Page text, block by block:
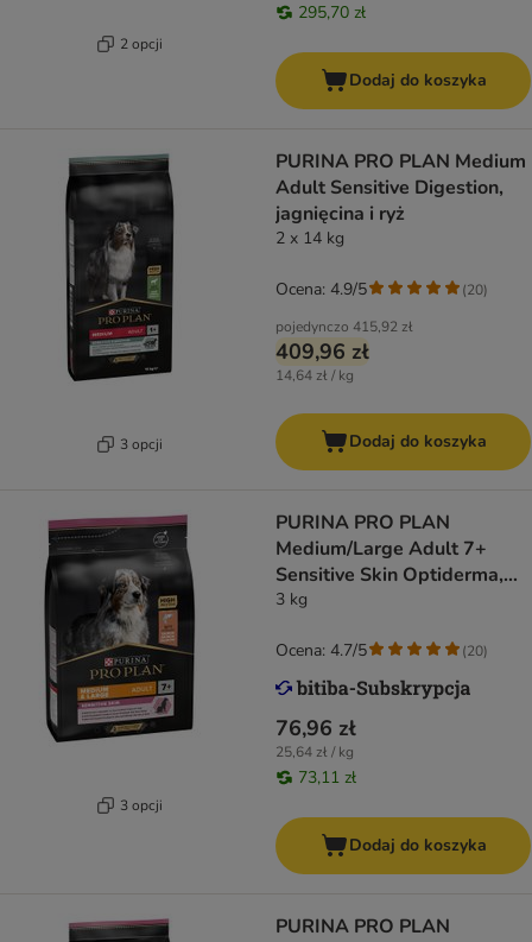
2 opcji
295,70 zł
Dodaj do koszyka
3 opcji
PURINA PRO PLAN Medium
Adult Sensitive Digestion,
jagnięcina i ryż
2 x 14 kg
pojedynczo 415,92 zł
409,96 zł
14,64 zł / kg
Ocena: 4.9/5 (20)
Dodaj do koszyka
3 opcji
PURINA PRO PLAN
Medium/Large Adult 7+
Sensitive Skin Optiderma,
łosoś i ryż
3 kg
76,96 zł
25,64 zł / kg
73,11 zł
Ocena: 4.7/5 (20)
Dodaj do koszyka
PURINA PRO PLAN